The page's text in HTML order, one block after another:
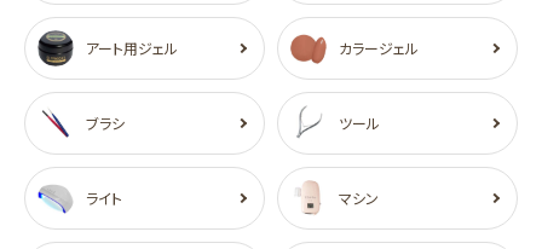
アート用ジェル カラージェル
ブラシ ツール
ライト マシン